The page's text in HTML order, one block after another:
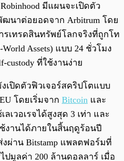
มีแผนจะเปิดตัว
ฒนาต่อยอดจาก Arbitrum โดย
รเทรดสินทรัพย์โลกจริงที่ถูกโท
World Assets) แบบ 24 ชั่วโมง
ที่ใช้งานง่าย
เปิดตัวฟิวเจอร์สคริปโตแบบ
โดยเริ่มจาก Bitcoin และ
ลเวอเรจได้สูงสุด 3 เท่า และ
งานได้ภายในสิ้นฤดูร้อนปี
ผ่าน Bitstamp แพลตฟอร์มที่
ปมูลค่า 200 ล้านดอลลาร์ เมื่อ